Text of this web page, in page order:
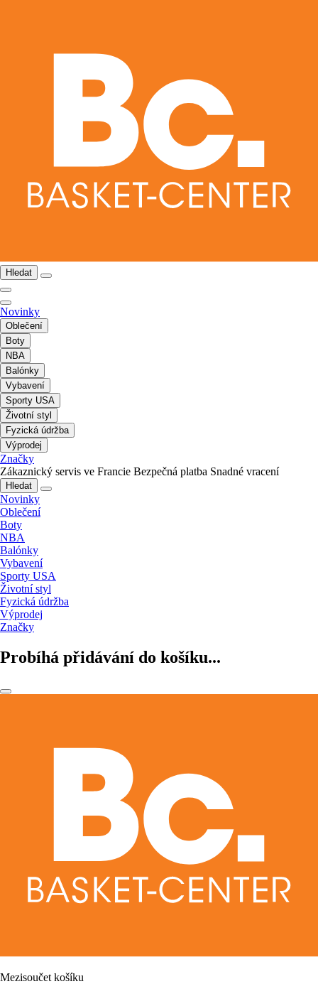
Hledat
Novinky
Oblečení
Boty
NBA
Balónky
Vybavení
Sporty USA
Životní styl
Fyzická údržba
Výprodej
Značky
Zákaznický servis ve Francie Bezpečná platba Snadné vracení
Hledat
Novinky
Oblečení
Boty
NBA
Balónky
Vybavení
Sporty USA
Životní styl
Fyzická údržba
Výprodej
Značky
Probíhá přidávání do košíku...
Mezisoučet košíku